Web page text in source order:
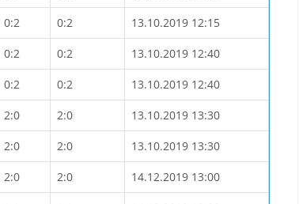
0:2 0:2 13.10.2019 12:15
0:2 0:2 13.10.2019 12:40
0:2 0:2 13.10.2019 12:40
2:0 2:0 13.10.2019 13:30
2:0 2:0 13.10.2019 13:30
2:0 2:0 14.12.2019 13:00